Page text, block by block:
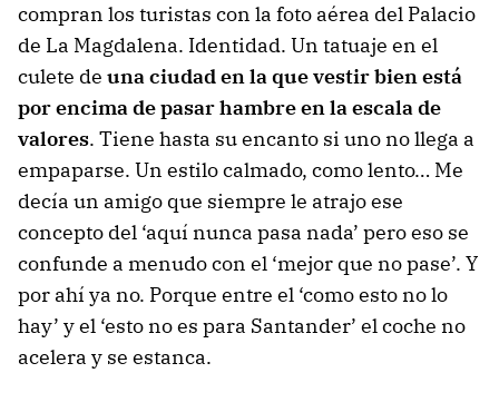
compran los turistas con la foto aérea del Palacio
de La Magdalena. Identidad. Un tatuaje en el
culete de una ciudad en la que vestir bien está
por encima de pasar hambre en la escala de
valores. Tiene hasta su encanto si uno no llega a
empaparse. Un estilo calmado, como lento… Me
decía un amigo que siempre le atrajo ese
concepto del ‘aquí nunca pasa nada’ pero eso se
confunde a menudo con el ‘mejor que no pase’. Y
por ahí ya no. Porque entre el ‘como esto no lo
hay’ y el ‘esto no es para Santander’ el coche no
acelera y se estanca.